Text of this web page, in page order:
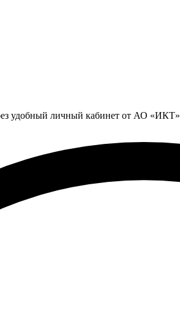
удобный личный кабинет от АО «ИКТ»